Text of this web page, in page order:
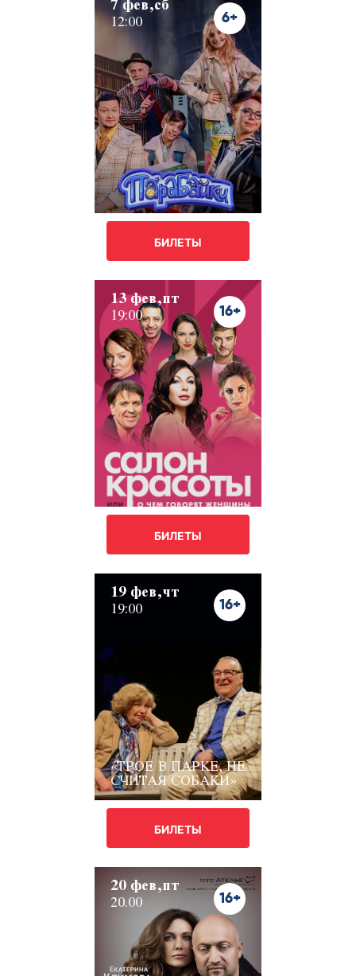
7 фев,сб
12:00 6+
БИЛЕТЫ
13 фев,пт
19:00 16+
БИЛЕТЫ
19 фев,чт
19:00 16+
«ТРОЕ В ПАРКЕ, НЕ
СЧИТАЯ СОБАКИ»
БИЛЕТЫ
20 фев,пт
20.00 16+